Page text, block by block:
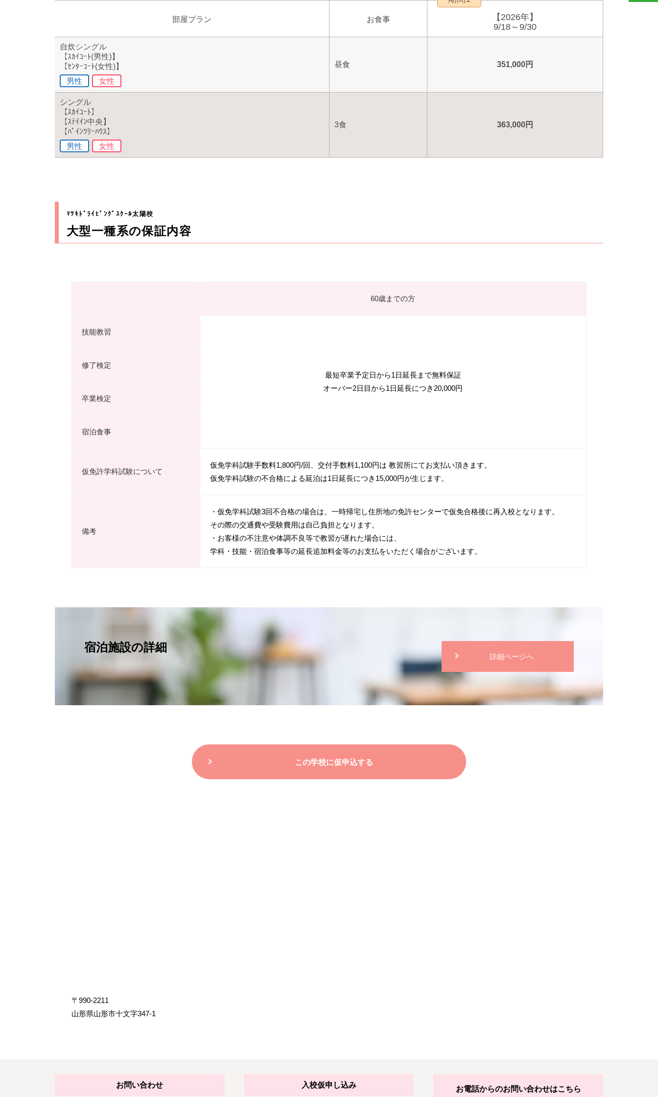
部屋プラン お食事
【2026年】
9/18～9/30
自炊シングル
【ｽｶｲｺｰﾄ(男性)】
【ｾﾝﾀｰｺｰﾄ(女性)】
男性
女性
昼食 351,000円
シングル
【ｽｶｲｺｰﾄ】
【ｽﾃｲｲﾝ中央】
【ﾊﾟｲﾝﾂﾘｰﾊｳｽ】
男性
女性
3食 363,000円
ﾏﾂｷﾄﾞﾗｲﾋﾞﾝｸﾞｽｸｰﾙ太陽校
大型一種系の保証内容
60歳までの方
技能教習
最短卒業予定日から1日延長まで無料保証
オーバー2日目から1日延長につき20,000円
修了検定
卒業検定
宿泊食事
仮免許学科試験について
仮免学科試験手数料1,800円/回、交付手数料1,100円は 教習所にてお支払い頂きます。
仮免学科試験の不合格による延泊は1日延長につき15,000円が生じます。
備考
・仮免学科試験3回不合格の場合は、一時帰宅し住所地の免許センターで仮免合格後に再入校となります。
その際の交通費や受験費用は自己負担となります。
・お客様の不注意や体調不良等で教習が遅れた場合には、
学科・技能・宿泊食事等の延長追加料金等のお支払をいただく場合がございます。
宿泊施設の詳細
詳細ページへ
この学校に仮申込する
〒990-2211
山形県山形市十文字347-1
お問い合わせ 入校仮申し込み お電話からのお問い合わせはこちら